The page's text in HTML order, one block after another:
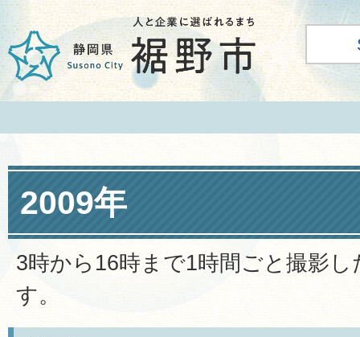
2009年
3時から16時まで1時間ごと撮影
す。